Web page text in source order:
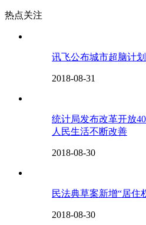
热点关注
讯飞公布城市超脑计
2018-08-31
统计局发布改革开放
人民生活不断改善
2018-08-30
民法典草案新增“居住
2018-08-30